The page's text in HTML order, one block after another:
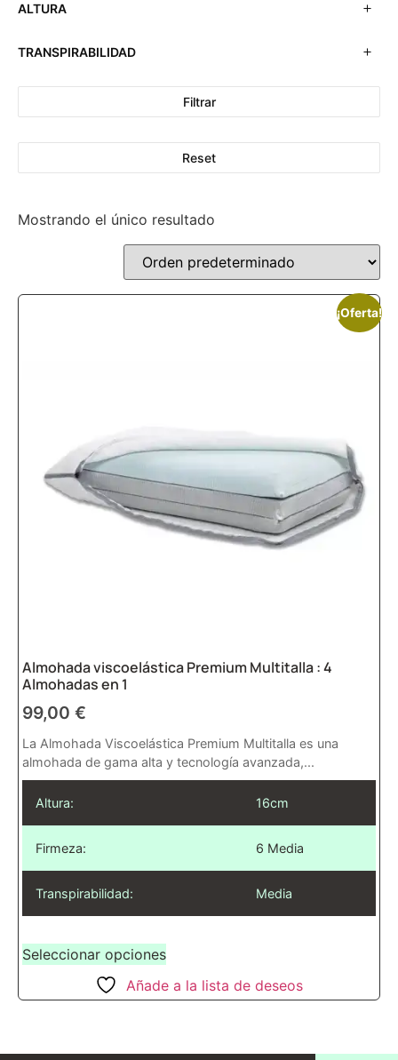
ALTURA
TRANSPIRABILIDAD
Filtrar
Reset
Mostrando el único resultado
¡Oferta!
Almohada viscoelástica Premium Multitalla : 4
Almohadas en 1
99,00 €
La Almohada Viscoelástica Premium Multitalla es una
almohada de gama alta y tecnología avanzada,...
Altura: 16cm
Firmeza: 6 Media
Transpirabilidad: Media
Seleccionar opciones
Añade a la lista de deseos